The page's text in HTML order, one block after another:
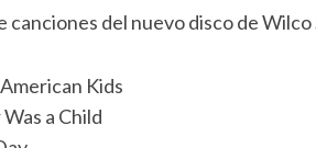
canciones del nuevo disco de Wilco
Kids
a Child